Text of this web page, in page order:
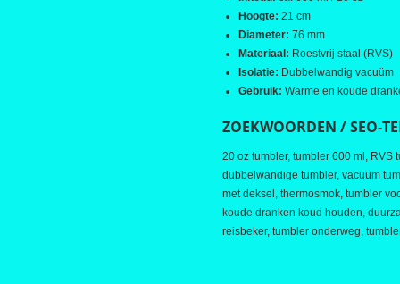
Hoogte: 21 cm
Diameter: 76 mm
Materiaal: Roestvrij staal (RVS)
Isolatie: Dubbelwandig vacuüm
Gebruik: Warme en koude
ZOEKWOORDEN / SEO-
20 oz tumbler, tumbler 600 ml, RVS
dubbelwandige tumbler, vacuüm
met deksel, thermosmok, tumbler
koude dranken koud houden,
reisbeker, tumbler onderweg,